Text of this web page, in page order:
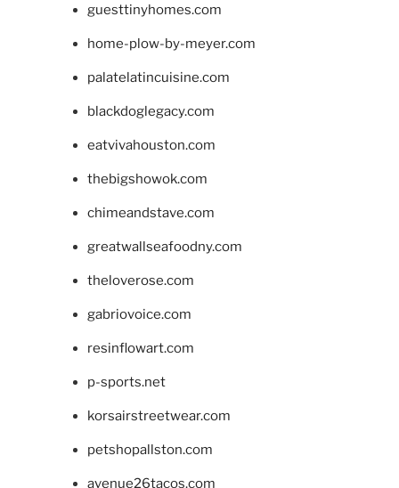
guesttinyhomes.com
home-plow-by-meyer.com
palatelatincuisine.com
blackdoglegacy.com
eatvivahouston.com
thebigshowok.com
chimeandstave.com
greatwallseafoodny.com
theloverose.com
gabriovoice.com
resinflowart.com
p-sports.net
korsairstreetwear.com
petshopallston.com
avenue26tacos.com